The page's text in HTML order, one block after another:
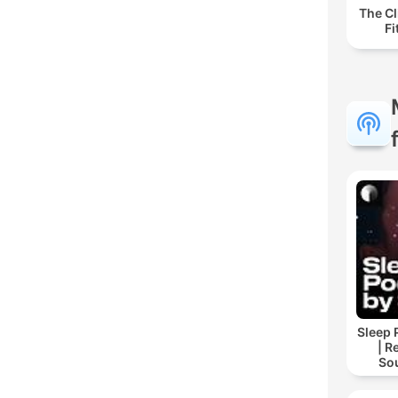
The
Sleep
|